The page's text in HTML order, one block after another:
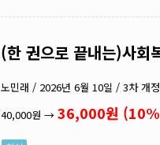
(한 권으로 끝내는)사회
노민래 / 2026년 6월 10일 / 3차 개정
40,000원 → 36,000원